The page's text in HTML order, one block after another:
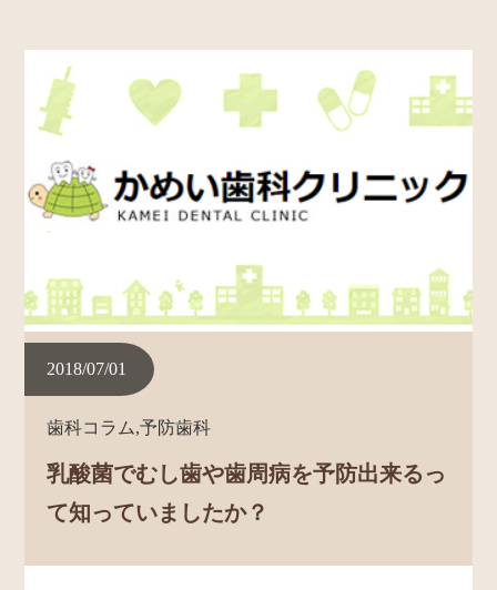
2018/07/01
歯科コラム,予防歯科
乳酸菌でむし歯や歯周病を予防出来るっ
て知っていましたか？